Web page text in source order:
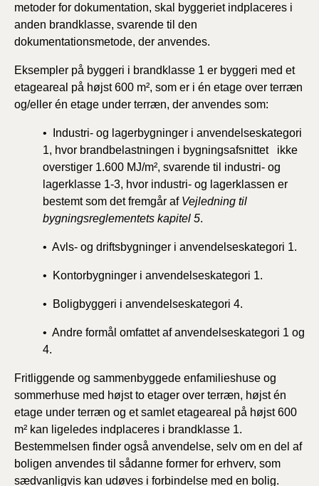
metoder for dokumentation, skal byggeriet indplaceres i
anden brandklasse, svarende til den
dokumentationsmetode, der anvendes.
Eksempler på byggeri i brandklasse 1 er byggeri med et
etageareal på højst 600 m², som er i én etage over terræn
og/eller én etage under terræn, der anvendes som:
• Industri- og lagerbygninger i anvendelseskategori
1, hvor brandbelastningen i bygningsafsnittet ikke
overstiger 1.600 MJ/m², svarende til industri- og
lagerklasse 1-3, hvor industri- og lagerklassen er
bestemt som det fremgår af Vejledning til
bygningsreglementets kapitel 5.
• Avls- og driftsbygninger i anvendelseskategori 1.
• Kontorbygninger i anvendelseskategori 1.
• Boligbyggeri i anvendelseskategori 4.
• Andre formål omfattet af anvendelseskategori 1 og
4.
Fritliggende og sammenbyggede enfamilieshuse og
sommerhuse med højst to etager over terræn, højst én
etage under terræn og et samlet etageareal på højst 600
m² kan ligeledes indplaceres i brandklasse 1.
Bestemmelsen finder også anvendelse, selv om en del af
boligen anvendes til sådanne former for erhverv, som
sædvanligvis kan udøves i forbindelse med en bolig.